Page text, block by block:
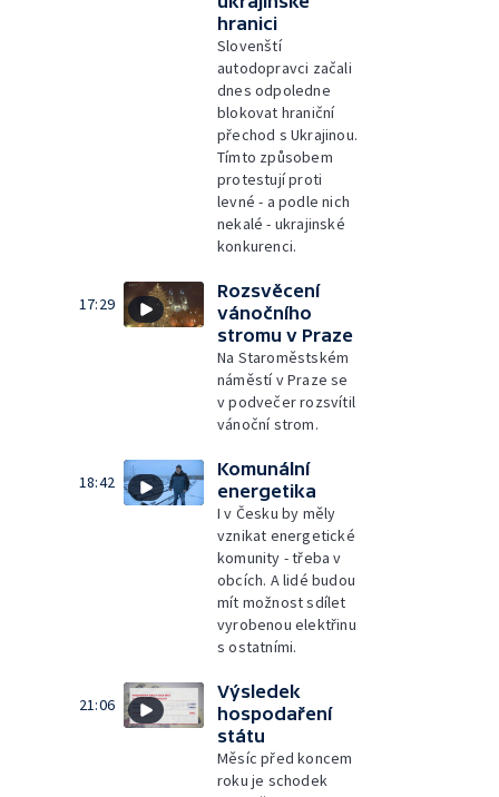
hranici
Slovenští
autodopravci začali
dnes odpoledne
blokovat hraniční
přechod s Ukrajinou.
Tímto způsobem
protestují proti
levné - a podle nich
nekalé - ukrajinské
konkurenci.
17:29
Rozsvěcení
vánočního
stromu v Praze
Na Staroměstském
náměstí v Praze se
v podvečer rozsvítil
vánoční strom.
18:42
Komunální
energetika
I v Česku by měly
vznikat energetické
komunity - třeba v
obcích. A lidé budou
mít možnost sdílet
vyrobenou elektřinu
s ostatními.
21:06
Výsledek
hospodaření
státu
Měsíc před koncem
roku je schodek